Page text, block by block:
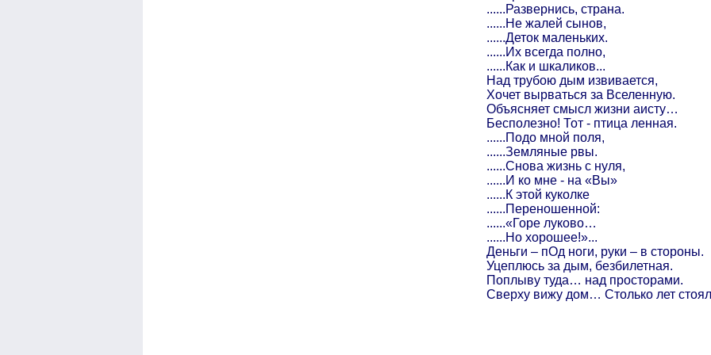
......Развернись, страна.
......Не жалей сынов,
......Деток маленьких.
......Их всегда полно,
......Как и шкаликов...
Над трубою дым извивается,
Хочет вырваться за Вселенную.
Объясняет смысл жизни аисту…
Бесполезно! Тот - птица ленная.
......Подо мной поля,
......Земляные рвы.
......Снова жизнь с нуля,
......И ко мне - на «Вы»
......К этой куколке
......Переношенной:
......«Горе луково…
......Но хорошее!»...
Деньги – пОд ноги, руки – в стороны.
Уцеплюсь за дым, безбилетная.
Поплыву туда… над просторами.
Сверху вижу дом… Столько лет